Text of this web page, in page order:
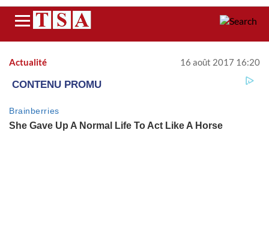
Menu
Actualité 16 août 2017 16:20